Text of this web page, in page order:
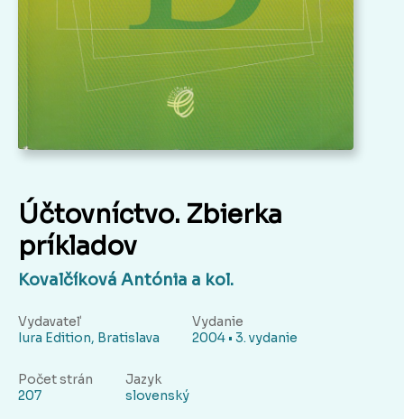
Účtovníctvo. Zbierka
príkladov
Kovalčíková Antónia a kol.
Vydavateľ
Iura Edition, Bratislava
Vydanie
2004 • 3. vydanie
Počet strán
207
Jazyk
slovenský